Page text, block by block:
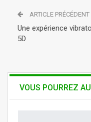
Tumblr
ARTICLE PRÉCÉDENT
Une expérience
5D
VOUS POURREZ